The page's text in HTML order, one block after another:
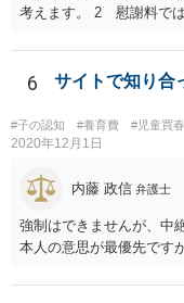
考えます。 2 慰謝料では
うに合意書を取り交わ
わし、その中で精算条
6 サイトで知り合
#子の認知 #養育費 #児童買
2020年12月1日
内藤 政信 弁護士
強制はできませんが、中
本人の意思が最優先ですが